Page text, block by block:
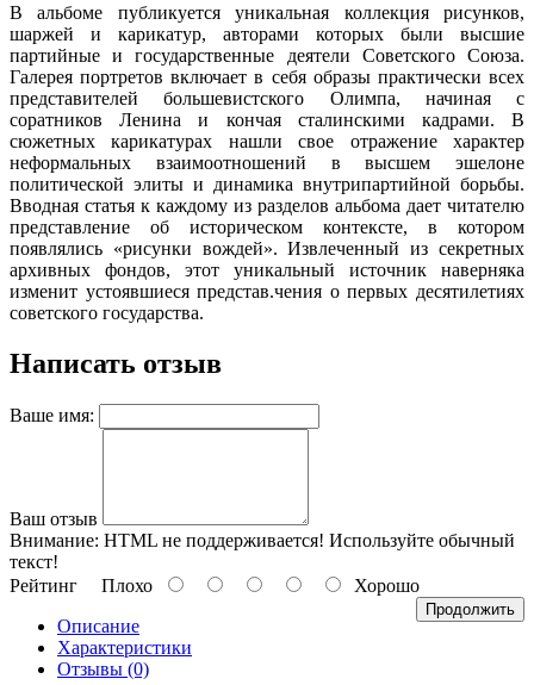
В альбоме публикуется уникальная коллекция рисунков,
шаржей и карикатур, авторами которых были высшие
партийные и государственные деятели Советского Союза.
Галерея портретов включает в себя образы практически всех
представителей большевистского Олимпа, начиная с
соратников Ленина и кончая сталинскими кадрами. В
сюжетных карикатурах нашли свое отражение характер
неформальных взаимоотношений в высшем эшелоне
политической элиты и динамика внутрипартийной борьбы.
Вводная статья к каждому из разделов альбома дает читателю
представление об историческом контексте, в котором
появлялись «рисунки вождей». Извлеченный из секретных
архивных фондов, этот уникальный источник наверняка
изменит устоявшиеся представ.чения о первых десятилетиях
советского государства.
Написать отзыв
Ваше имя:
Ваш отзыв
Внимание: HTML не поддерживается! Используйте обычный
текст!
Рейтинг Плохо Хорошо
Продолжить
Описание
Характеристики
Отзывы (0)